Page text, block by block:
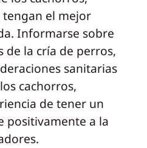
el mejor
Informarse sobre
de la cría de perros,
sanitarias
cachorros,
de tener un
positivamente a la